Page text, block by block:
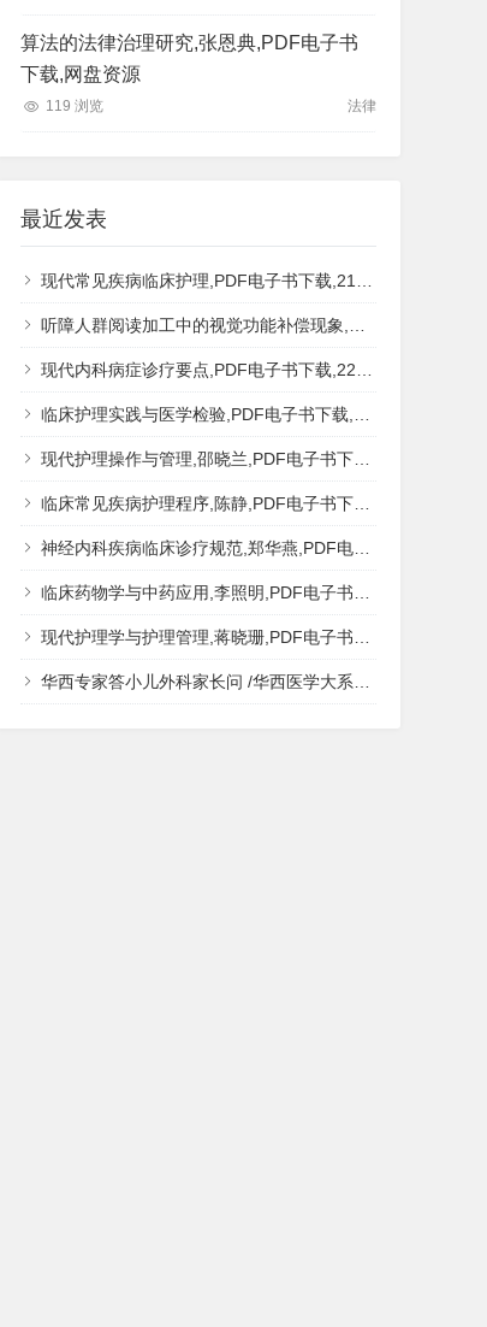
算法的法律治理研究,张恩典,PDF电子书
下载,网盘资源
119 浏览 法律
最近发表
现代常见疾病临床护理,PDF电子书下载,217MB,网盘资源
听障人群阅读加工中的视觉功能补偿现象,秦钊,PDF电子书下载,网盘资源
现代内科病症诊疗要点,PDF电子书下载,223MB,网盘资源
临床护理实践与医学检验,PDF电子书下载,193MB,网盘资源
现代护理操作与管理,邵晓兰,PDF电子书下载,242MB,网盘资源
临床常见疾病护理程序,陈静,PDF电子书下载,185MB,网盘资源
神经内科疾病临床诊疗规范,郑华燕,PDF电子书下载,188MB,网盘资源
临床药物学与中药应用,李照明,PDF电子书下载,202MB,网盘资源
现代护理学与护理管理,蒋晓珊,PDF电子书下载,223MB,网盘资源
华西专家答小儿外科家长问 /华西医学大系?医学科普,PDF电子书网盘下载